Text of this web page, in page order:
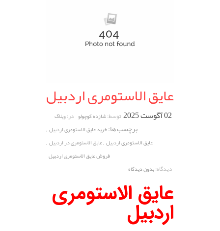
عایق الاستومری اردبیل
02 آگوست 2025 توسط:شازده کوچولو در:وبلاگ
برچسب ها:خرید عایق الاستومری اردبیل ,
عایق الاستومری اردبیل ,عایق الاستومری در اردبیل ,
فروش عایق الاستومری اردبیل
دیدگاه:بدون دیدگاه
عایق الاستومری
اردبیل